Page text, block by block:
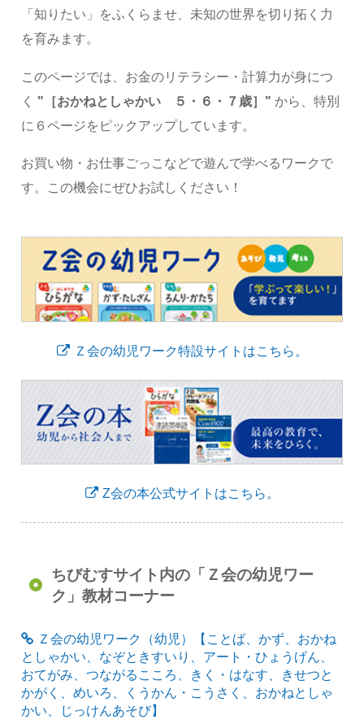
「知りたい」をふくらませ、未知の世界を切り拓く力
を育みます。
このページでは、お金のリテラシー・計算力が身につ
く
"［おかねとしゃかい ５・６・７歳］"から、特別
に６ページをピックアップしています。
お買い物・お仕事ごっこなどで遊んで学べるワークで
す。この機会にぜひお試しください！
Ｚ会の幼児ワーク特設サイトはこちら。
Z会の本公式サイトはこちら。
ちびむすサイト内の「Ｚ会の幼児ワー
ク」教材コーナー
Ｚ会の幼児ワーク（幼児）【ことば、かず、おかね
としゃかい、なぞときすいり、アート・ひょうげん、
おてがみ、つながるこころ、きく・はなす、きせつと
かがく、めいろ、くうかん・こうさく、おかねとしゃ
かい、じっけんあそび】